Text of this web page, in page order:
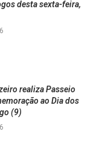
desta sexta-feira,
realiza Passeio
ao Dia dos
(9)